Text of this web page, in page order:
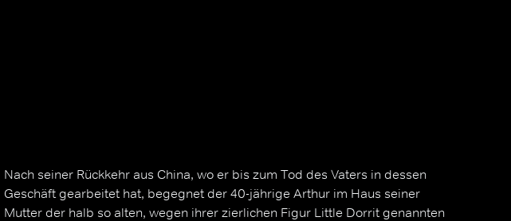
Nach seiner Rückkehr aus China, wo er bis zum Tod des Vaters in dessen
Geschäft gearbeitet hat, begegnet der 40-jährige Arthur im Haus seiner
Mutter der halb so alten, wegen ihrer zierlichen Figur Little Dorrit genannten